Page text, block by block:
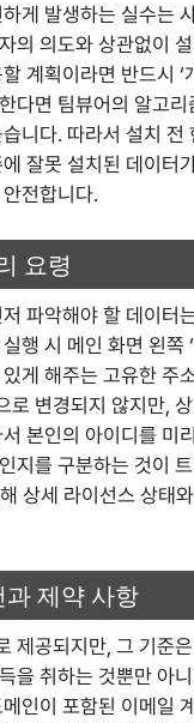
게 발생하는 실수는
의 의도와 상관없이
계획이라면 반드시
다면 팀뷰어의 알고
니다. 따라서 설치
잘못 설치된 데이터
전합니다.
요령
파악해야 할 데이
행 시 메인 화면 왼쪽
게 해주는 고유한 주
로 변경되지 않지만,
본인의 아이디를 미
지를 구분하는 것이
해 상세 라이선스 상
제약 사항
제공되지만, 그 기준
을 취하는 것뿐만 아
인이 포함된 이메일